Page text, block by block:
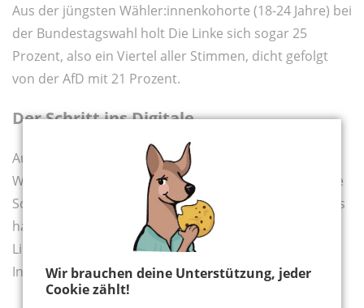
Wir brauchen deine Unterstützung, jeder
Cookie zählt!
Aus der jüngsten Wähler:innenkohorte (18-24 Jahre) bei
der Bundestagswahl holt Die Linke sich sogar 25
Prozent, also ein Viertel aller Stimmen, dicht gefolgt
von der AfD mit 21 Prozent.
Der Schritt ins Digitale
Auch wenn es viele Gründe für die
Wahlentscheidungen der jungen Generation gibt – die
Social Media Präsenz scheint eine Rolle zu spielen. Das
haben einige der Parteien verstanden. AfD und Die
Linke verzeichnen die meisten Follower:innen auf
Instagram und TikTok.